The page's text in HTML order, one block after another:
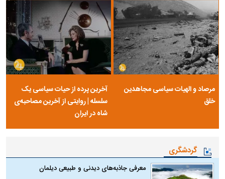
مرصاد و الهیات سیاسی مجاهدین
خلق
آخرین پرده از حیات سیاسی یک
سلسله | روایتی از آخرین مصاحبه‌ی
شاه در ایران
گردشگری
معرفی جاذبه‌های دیدنی و طبیعی دیلمان